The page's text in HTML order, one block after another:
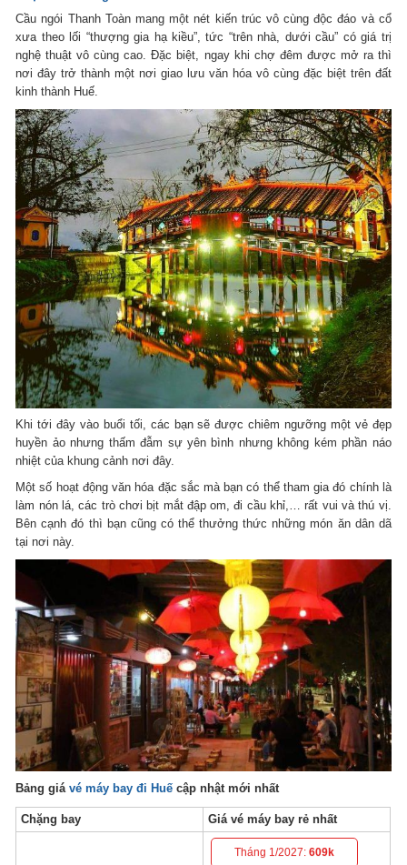
Cầu ngói Thanh Toàn mang một nét kiến trúc vô cùng độc đáo và cổ
xưa theo lối “thượng gia hạ kiều”, tức “trên nhà, dưới cầu” có giá trị
nghệ thuật vô cùng cao. Đặc biệt, ngay khi chợ đêm được mở ra thì
nơi đây trở thành một nơi giao lưu văn hóa vô cùng đặc biệt trên đất
kinh thành Huế.
Khi tới đây vào buổi tối, các bạn sẽ được chiêm ngưỡng một vẻ đẹp
huyền ảo nhưng thấm đẫm sự yên bình nhưng không kém phần náo
nhiệt của khung cảnh nơi đây.
Một số hoạt động văn hóa đặc sắc mà bạn có thể tham gia đó chính là
làm nón lá, các trò chơi bịt mắt đập om, đi cầu khỉ,… rất vui và thú vị.
Bên cạnh đó thì bạn cũng có thể thưởng thức những món ăn dân dã
tại nơi này.
Bảng giávé máy bay đi Huế cập nhật mới nhất
Chặng bay Giá vé máy bay rẻ nhất
Tháng 1/2027:609k